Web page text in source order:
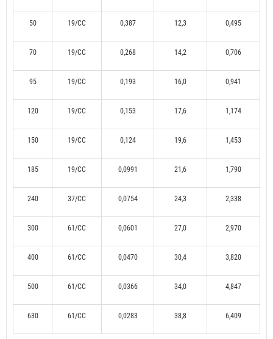
50 19/CC 0,387 12,3 0,495
70 19/CC 0,268 14,2 0,706
95 19/CC 0,193 16,0 0,941
120 19/CC 0,153 17,6 1,174
150 19/CC 0,124 19,6 1,453
185 19/CC 0,0991 21,6 1,790
240 37/CC 0,0754 24,3 2,338
300 61/CC 0,0601 27,0 2,970
400 61/CC 0,0470 30,4 3,820
500 61/CC 0,0366 34,0 4,847
630 61/CC 0,0283 38,8 6,409